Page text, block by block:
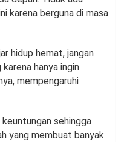
karena berguna di masa
hidup hemat, jangan
hanya ingin
mempengaruhi
sehingga
yang membuat banyak